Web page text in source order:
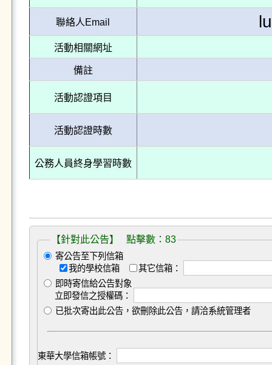
聯絡人Email
活動相關網址
備註
活動認證項目
活動認證時數
公務人員終身學習時數
【針對此公告】 點擊數：83
寄公告至下列信箱
我的學校信箱
其它信箱：
即時寄信給公告對象
立即發信之授權碼：
已批次寄出此公告，欲刪除此公告，請洽系統管理者
東華大學信箱帳號：